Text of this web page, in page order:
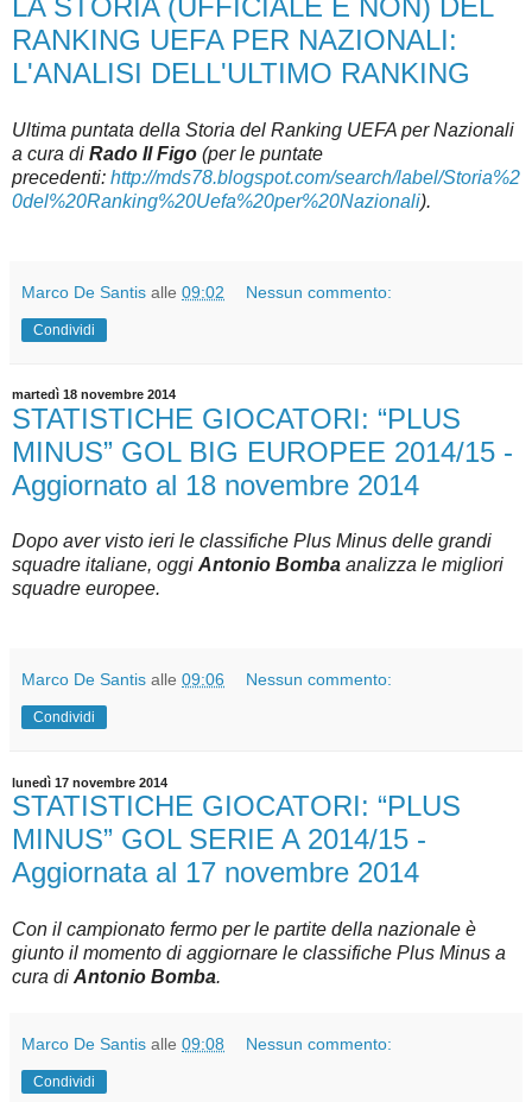
RANKING UEFA PER NAZIONALI:
L'ANALISI DELL'ULTIMO RANKING
Ultima puntata della Storia del Ranking UEFA per Nazionali
a cura di Rado Il Figo (per le puntate
precedenti: http://mds78.blogspot.com/search/label/Storia%2
0del%20Ranking%20Uefa%20per%20Nazionali).
Marco De Santis alle 09:02 Nessun commento:
Condividi
martedì 18 novembre 2014
STATISTICHE GIOCATORI: “PLUS
MINUS” GOL BIG EUROPEE 2014/15 -
Aggiornato al 18 novembre 2014
Dopo aver visto ieri le classifiche Plus Minus delle grandi
squadre italiane, oggi Antonio Bomba analizza le migliori
squadre europee.
Marco De Santis alle 09:06 Nessun commento:
Condividi
lunedì 17 novembre 2014
STATISTICHE GIOCATORI: “PLUS
MINUS” GOL SERIE A 2014/15 -
Aggiornata al 17 novembre 2014
Con il campionato fermo per le partite della nazionale è
giunto il momento di aggiornare le classifiche Plus Minus a
cura di Antonio Bomba.
Marco De Santis alle 09:08 Nessun commento:
Condividi